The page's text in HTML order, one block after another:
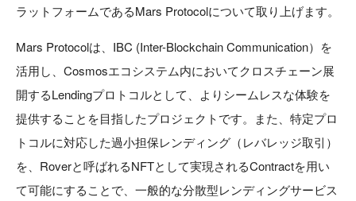
ラットフォームであるMars Protocolについて取り上げます。
Mars Protocolは、IBC (Inter-Blockchain Communication）を
活用し、Cosmosエコシステム内においてクロスチェーン展
開するLendingプロトコルとして、よりシームレスな体験を
提供することを目指したプロジェクトです。また、特定プロ
トコルに対応した過小担保レンディング（レバレッジ取引）
を、Roverと呼ばれるNFTとして実現されるContractを用い
て可能にすることで、一般的な分散型レンディングサービス